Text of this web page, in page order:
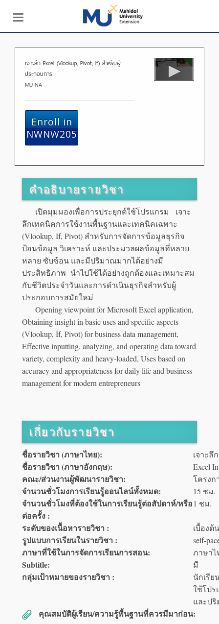
Toggle
navigation
เจาะลึก Excel (Vlookup, Pivot, If) สำหรับผู้
ประกอบการ
MU-NA
Enroll in
NWNW205
คำอธิบายรายวิชา
เปิดมุมมองเพื่อการประยุกต์ใช้โปรแกรม เจาะ
ลึกเทคนิคการใช้งานพื้นฐานและเทคนิคเฉพาะ
(Vlookup, If, Pivot) สำหรับการจัดการข้อมูลธุรกิจ
ป้อนข้อมูล วิเคราะห์ และประมวลผลข้อมูลที่หลาย
หลาย ซับซ้อน และมีปริมาณมากได้อย่างมี
ประสิทธิภาพ นำไปใช้ได้อย่างถูกต้องและเหมาะสม
กับชีวิตประจำวันและการดำเนินธุรกิจสำหรับผู้
ประกอบการสมัยใหม่
Opening viewpoint for Microsoft Excel application,
Obtaining insight in basic uses and specific aspects
(Vlookup, If, Pivot) for business data management,
Effective inputting, analyzing, and operating data toward
variety, complexity and heavy-loaded, Uses based on
accuracy and appropriateness for daily life and business
management for modern entrepreneurs
เกี่ยวกับรายวิชา
ชื่อรายวิชา (ภาษาไทย): เจาะลึ
ชื่อรายวิชา (ภาษาอังกฤษ): Excel
คณะ/ส่วนงานผู้พัฒนารายวิชา: โครงก
จำนวนชั่วโมงการเรียนรู้ออนไลน์ทั้งหมด: 15 ชม.
จำนวนชั่วโมงที่ต้องใช้ในการเรียนรู้ต่อสัปดาห์/หรือ
ต่อครั้ง :
1 ชม.
ระดับของเนื้อหารายวิชา : เบื้องต้น
รูปแบบการเรียนในรายวิชา : self-
ภาษาที่ใช้ในการจัดการเรียนการสอน: ภาษาไ
Subtitle: มี
กลุ่มเป้าหมายของรายวิชา :
นักเรี
ใช้โปร
และป
คุณสมบัติผู้เรียน/ความรู้พื้นฐานที่ควรมีมาก่อน: